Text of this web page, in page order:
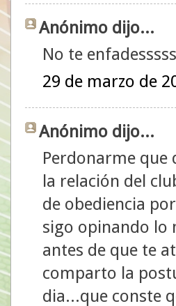
Anónimo dijo...
No te
29 de marzo de
Anónimo dijo...
Perdonarme que
la relación del
de obediencia
sigo opinando lo
antes de que te
comparto la
dia...que conste